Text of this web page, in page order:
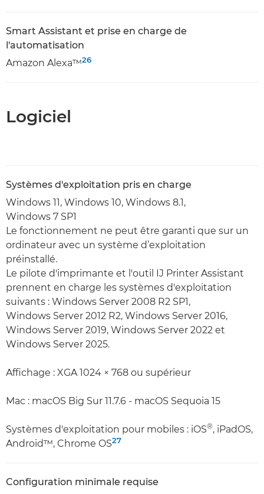
Smart Assistant et prise en charge de
l'automatisation
Amazon Alexa™26
Logiciel
Systèmes d'exploitation pris en charge
Windows 11, Windows 10, Windows 8.1,
Windows 7 SP1
Le fonctionnement ne peut être garanti que sur un
ordinateur avec un système d’exploitation
préinstallé.
Le pilote d'imprimante et l'outil IJ Printer Assistant
prennent en charge les systèmes d'exploitation
suivants : Windows Server 2008 R2 SP1,
Windows Server 2012 R2, Windows Server 2016,
Windows Server 2019, Windows Server 2022 et
Windows Server 2025.
Affichage : XGA 1024 × 768 ou supérieur
Mac : macOS Big Sur 11.7.6 - macOS Sequoia 15
Systèmes d'exploitation pour mobiles : iOS®, iPadOS,
Android™, Chrome OS27
Configuration minimale requise